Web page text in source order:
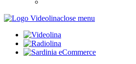
close menu